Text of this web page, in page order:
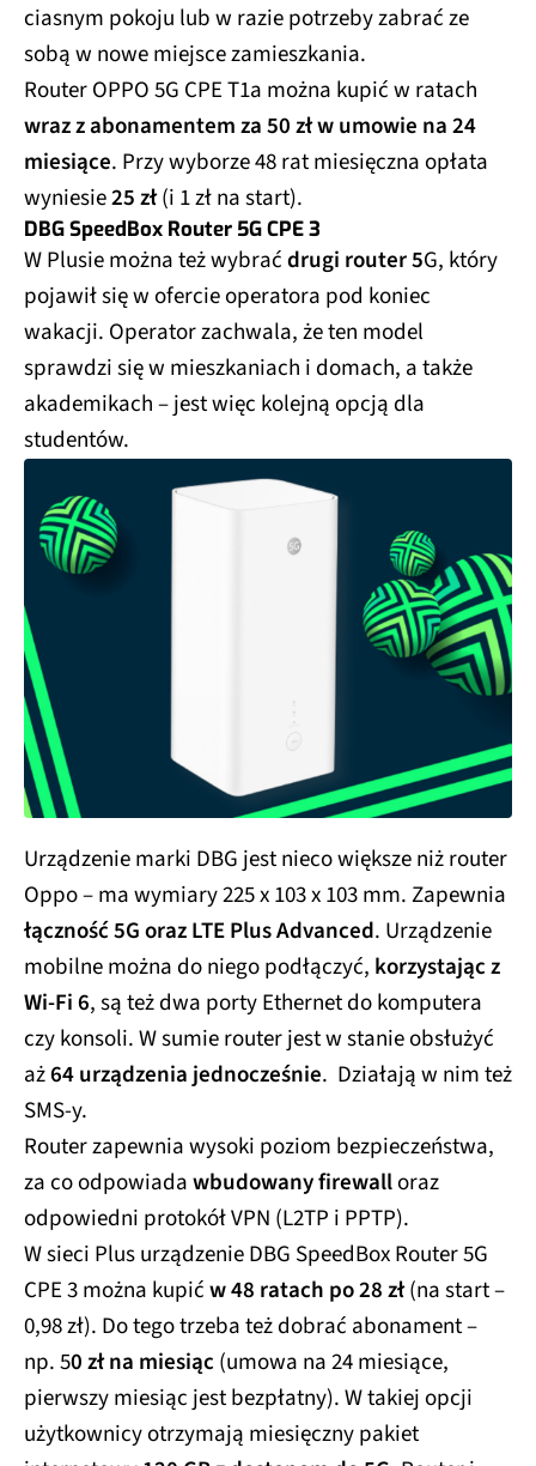
ciasnym pokoju lub w razie potrzeby zabrać ze
sobą w nowe miejsce zamieszkania.
Router OPPO 5G CPE T1a można kupić w ratach
wraz z abonamentem za 50 zł w umowie na 24
miesiące. Przy wyborze 48 rat miesięczna opłata
wyniesie25 zł(i 1 zł na start).
DBG SpeedBox Router 5G CPE 3
W Plusie można też wybraćdrugi router 5G, który
pojawił się w ofercie operatora pod koniec
wakacji. Operator zachwala, że ten model
sprawdzi się w mieszkaniach i domach, a także
akademikach – jest więc kolejną opcją dla
studentów.
Urządzenie marki DBG jest nieco większe niż router
Oppo – ma wymiary 225 x 103 x 103 mm. Zapewnia
łączność 5G oraz LTE Plus Advanced. Urządzenie
mobilne można do niego podłączyć, korzystając z
Wi-Fi 6, są też dwa porty Ethernet do komputera
czy konsoli. W sumie router jest w stanie obsłużyć
aż64 urządzenia jednocześnie. Działają w nim też
SMS-y.
Router zapewnia wysoki poziom bezpieczeństwa,
za co odpowiadawbudowany firewalloraz
odpowiedni protokół VPN (L2TP i PPTP).
W sieci Plus urządzenie DBG SpeedBox Router 5G
CPE 3 można kupićw 48 ratach po 28 zł(na start –
0,98 zł). Do tego trzeba też dobrać abonament –
np. 50 zł na miesiąc (umowa na 24 miesiące,
pierwszy miesiąc jest bezpłatny). W takiej opcji
użytkownicy otrzymają miesięczny pakiet